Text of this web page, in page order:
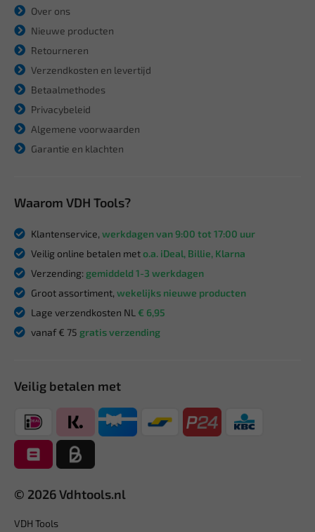
Over ons
Nieuwe producten
Retourneren
Verzendkosten en levertijd
Betaalmethodes
Privacybeleid
Algemene voorwaarden
Garantie en klachten
Waarom VDH Tools?
Klantenservice, werkdagen van 9:00 tot 17:00 uur
Veilig online betalen meto.a. iDeal, Billie, Klarna
Verzending: gemiddeld 1-3 werkdagen
Groot assortiment, wekelijks nieuwe producten
Lage verzendkosten NL € 6,95
vanaf € 75 gratis verzending
Veilig betalen met
© 2026 Vdhtools.nl
VDH Tools